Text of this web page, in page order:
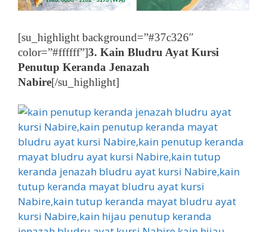
[su_highlight background=”#37c326″
color=”#ffffff”]3. Kain Bludru Ayat Kursi
Penutup Keranda Jenazah
Nabire[/su_highlight]